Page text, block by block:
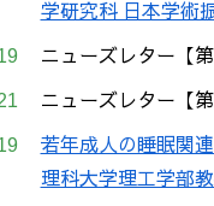
学研究科 日本学術
ニューズレター【
ニューズレター【
若年成人の睡眠関
理科大学理工学部